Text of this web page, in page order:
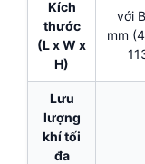
Kích
thước
(L x W x
H)
với
mm
Lưu
lượng
khí tối
đa